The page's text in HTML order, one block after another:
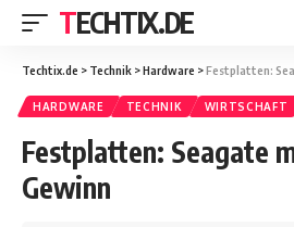
TECHTIX.DE
Techtix.de > Technik >Hardware >Festplatten:
HARDWARE TECHNIK WIRTSCHAFT
Festplatten: Seagate
Gewinn